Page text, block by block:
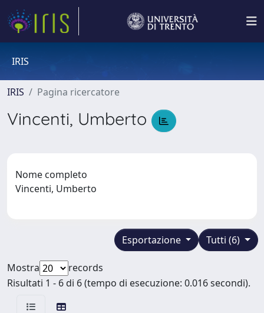
IRIS
IRIS Pagina ricercatore
Vincenti, Umberto
Nome completo
Vincenti, Umberto
Tutti (6)
Esportazione
Mostra
records
Risultati 1 - 6 di 6 (tempo di esecuzione: 0.016 secondi).